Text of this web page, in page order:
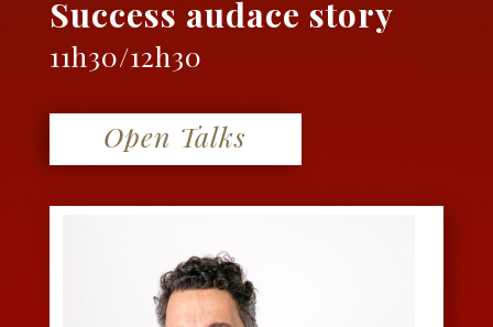
Success audace story
11h30/12h30
Open Talks